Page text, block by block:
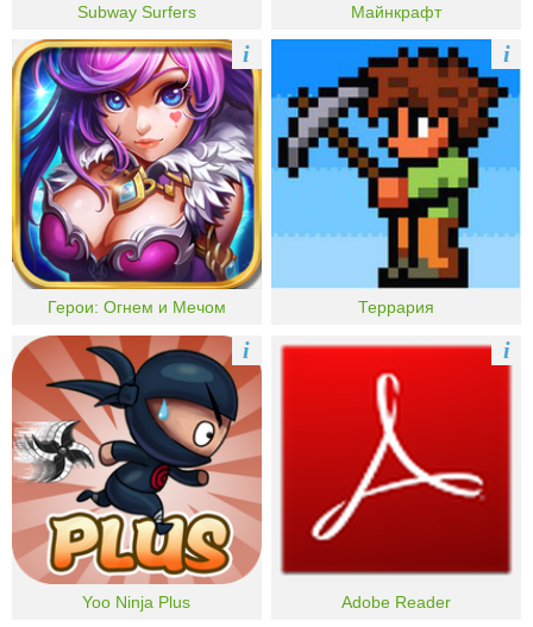
Subway Surfers Майнкрафт
Герои: Огнем и Мечом
i
Террария
i
Yoo Ninja Plus
i
Adobe Reader
i